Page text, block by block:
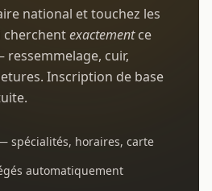
national et touchez les
cherchentexactementce
cuir,
Inscription de base
spécialités, horaires, carte
automatiquement